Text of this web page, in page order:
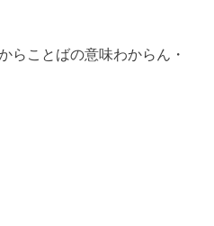
らことばの意味わからん・